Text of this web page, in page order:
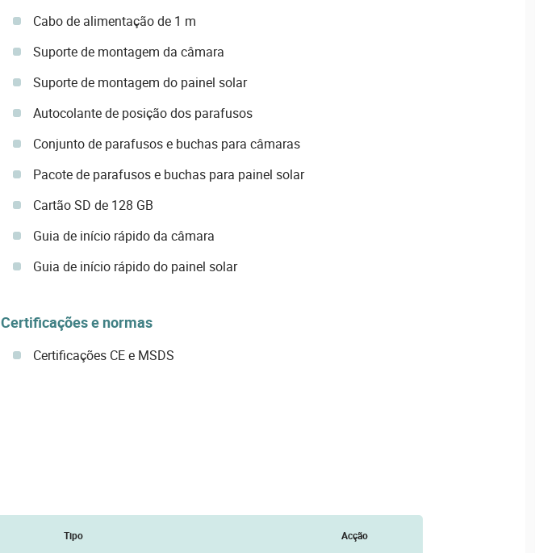
Cabo de alimentação de 1 m
Suporte de montagem da câmara
Suporte de montagem do painel solar
Autocolante de posição dos parafusos
Conjunto de parafusos e buchas para câmaras
Pacote de parafusos e buchas para painel solar
Cartão SD de 128 GB
Guia de início rápido da câmara
Guia de início rápido do painel solar
Certificações e normas
Certificações CE e MSDS
Tipo Acção